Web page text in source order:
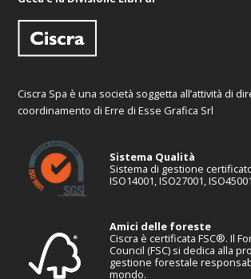
Ciscra Spa è una società soggetta all’attività di
coordinamento di Erre di Esse Grafica Srl
Sistema Qualità
Sistema di gestione
ISO14001, ISO27001, ISO45001
Amici delle foreste
Ciscra è certificata FSC®. Il
Council (FSC) si dedica alla
gestione forestale
mondo.